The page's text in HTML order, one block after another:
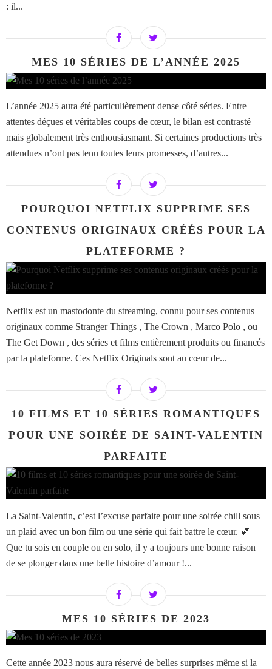
: il...
MES 10 SÉRIES DE L’ANNÉE 2025
L’année 2025 aura été particulièrement dense côté séries. Entre
attentes déçues et véritables coups de cœur, le bilan est contrasté
mais globalement très enthousiasmant. Si certaines productions très
attendues n’ont pas tenu toutes leurs promesses, d’autres...
POURQUOI NETFLIX SUPPRIME SES
CONTENUS ORIGINAUX CRÉÉS POUR LA
PLATEFORME ?
Netflix est un mastodonte du streaming, connu pour ses contenus
originaux comme Stranger Things , The Crown , Marco Polo , ou
The Get Down , des séries et films entièrement produits ou financés
par la plateforme. Ces Netflix Originals sont au cœur de...
10 FILMS ET 10 SÉRIES ROMANTIQUES
POUR UNE SOIRÉE DE SAINT-VALENTIN
PARFAITE
La Saint-Valentin, c’est l’excuse parfaite pour une soirée chill sous
un plaid avec un bon film ou une série qui fait battre le cœur. 💕
Que tu sois en couple ou en solo, il y a toujours une bonne raison
de se plonger dans une belle histoire d’amour !...
MES 10 SÉRIES DE 2023
Cette année 2023 nous aura réservé de belles surprises même si la